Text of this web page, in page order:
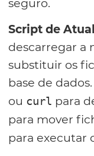
seguro.
Script de
descarregar a
substituir os
base de
ou curl para
para mover
para executar